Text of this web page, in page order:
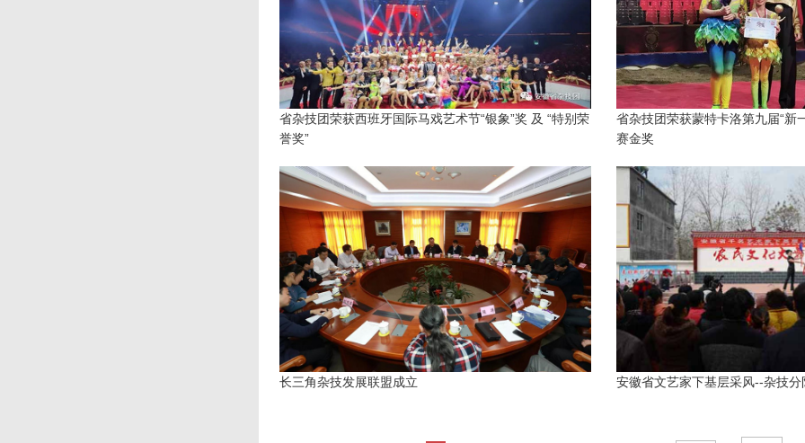
省杂技团荣获西班牙国际马戏艺术节“银象”奖 及 “特别荣
誉奖”
省杂技团荣获蒙特卡洛第九届“新
赛金奖
长三角杂技发展联盟成立 安徽省文艺家下基层采风--杂技